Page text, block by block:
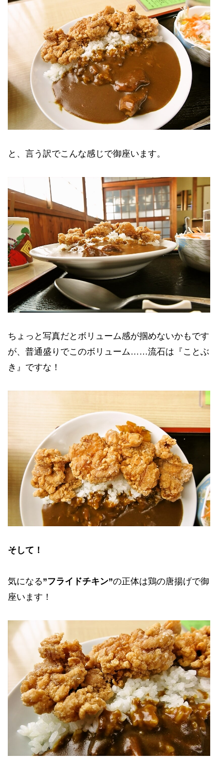
と、言う訳でこんな感じで御座います。
ちょっと写真だとボリューム感が掴めないかもです
が、普通盛りでこのボリューム……流石は『ことぶ
き』ですな！
そして！
気になる”フライドチキン”の正体は鶏の唐揚げで御
座います！